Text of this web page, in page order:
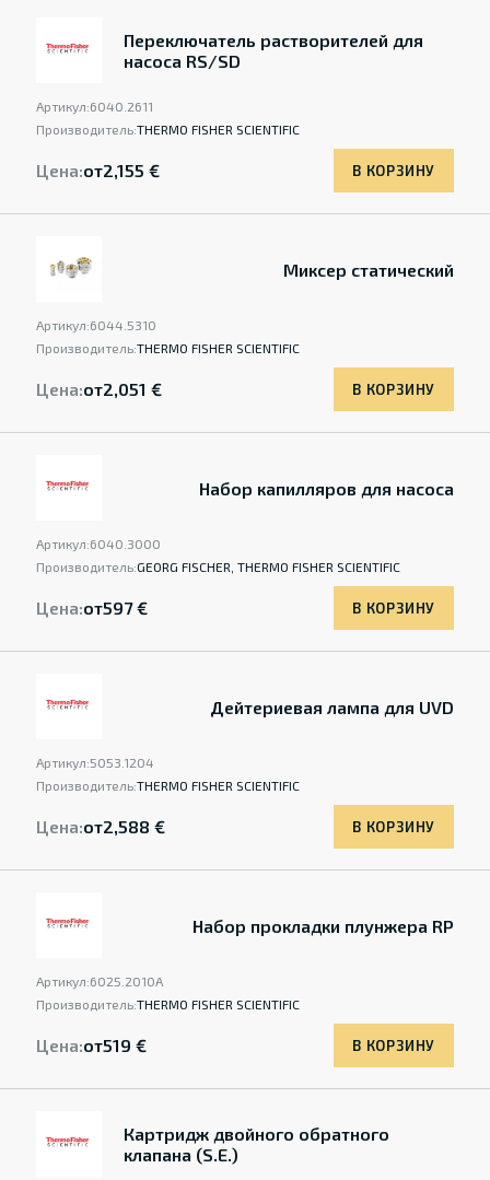
Переключатель растворителей для
насоса RS/SD
Артикул:6040.2611
Производитель:THERMO FISHER SCIENTIFIC
Цена:от2,155 € В КОРЗИНУ
Миксер статический
Артикул:6044.5310
Производитель:THERMO FISHER SCIENTIFIC
Цена:от2,051 € В КОРЗИНУ
Набор капилляров для насоса
Артикул:6040.3000
Производитель:GEORG FISCHER, THERMO FISHER SCIENTIFIC
Цена:от597 € В КОРЗИНУ
Дейтериевая лампа для UVD
Артикул:5053.1204
Производитель:THERMO FISHER SCIENTIFIC
Цена:от2,588 € В КОРЗИНУ
Набор прокладки плунжера RP
Артикул:6025.2010A
Производитель:THERMO FISHER SCIENTIFIC
Цена:от519 € В КОРЗИНУ
Картридж двойного обратного
клапана (S.E.)